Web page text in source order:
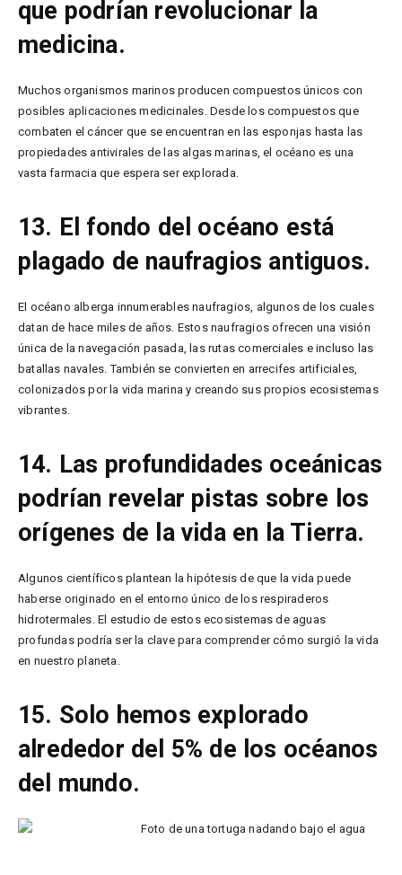
que podrían revolucionar la
medicina.
Muchos organismos marinos producen compuestos únicos con
posibles aplicaciones medicinales. Desde los compuestos que
combaten el cáncer que se encuentran en las esponjas hasta las
propiedades antivirales de las algas marinas, el océano es una
vasta farmacia que espera ser explorada.
13. El fondo del océano está
plagado de naufragios antiguos.
El océano alberga innumerables naufragios, algunos de los cuales
datan de hace miles de años. Estos naufragios ofrecen una visión
única de la navegación pasada, las rutas comerciales e incluso las
batallas navales. También se convierten en arrecifes artificiales,
colonizados por la vida marina y creando sus propios ecosistemas
vibrantes.
14. Las profundidades oceánicas
podrían revelar pistas sobre los
orígenes de la vida en la Tierra.
Algunos científicos plantean la hipótesis de que la vida puede
haberse originado en el entorno único de los respiraderos
hidrotermales. El estudio de estos ecosistemas de aguas
profundas podría ser la clave para comprender cómo surgió la vida
en nuestro planeta.
15. Solo hemos explorado
alrededor del 5% de los océanos
del mundo.